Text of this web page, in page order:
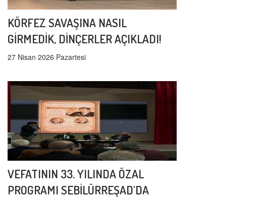
KÖRFEZ SAVAŞINA NASIL
GİRMEDİK, DİNÇERLER AÇIKLADI!
27 Nisan 2026 Pazartesi
VEFATININ 33. YILINDA ÖZAL
PROGRAMI SEBİLÜRREŞAD'DA